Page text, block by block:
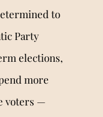
to
Party
elections,
more
voters —